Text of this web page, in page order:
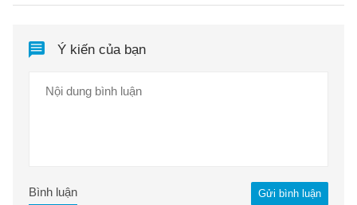
Ý kiến của bạn
Gửi bình luận
Bình luận